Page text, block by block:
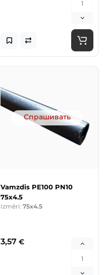
Спрашивать
Vamzdis PE100 PN10
75x4.5
Izmēri: 75x4.5
3,57 €